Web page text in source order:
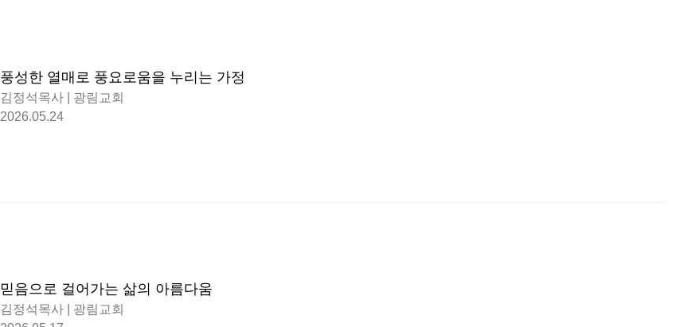
풍성한 열매로 풍요로움을 누리는 가정
김정석목사 | 광림교회
2026.05.24
믿음으로 걸어가는 삶의 아름다움
김정석목사 | 광림교회